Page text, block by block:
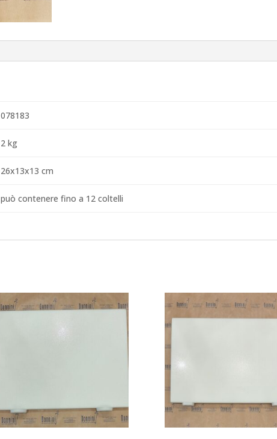
078183
2 kg
26x13x13 cm
può contenere fino a 12 coltelli